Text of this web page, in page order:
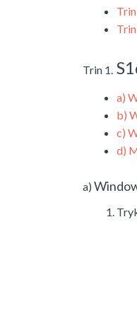
Trin 1.
a)
b)
c)
d)
a)